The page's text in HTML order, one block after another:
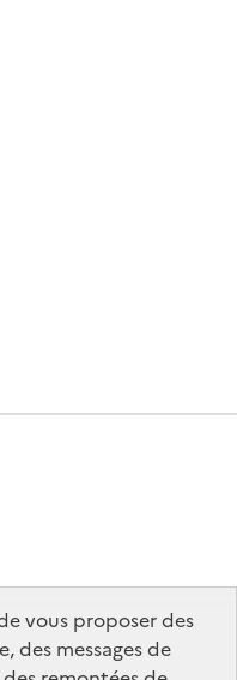
vous proposer des
des messages de